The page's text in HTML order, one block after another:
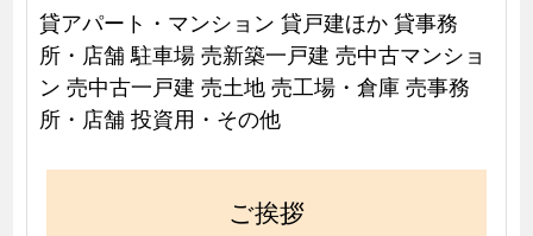
貸アパート・マンション 貸戸建ほか 貸事務
所・店舗 駐車場 売新築一戸建 売中古マンショ
ン 売中古一戸建 売土地 売工場・倉庫 売事務
所・店舗 投資用・その他
ご挨拶